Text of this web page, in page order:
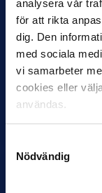
analysera vår
för att rikta
dig. Den
med sociala
vi samarbeter
cookies eller
användas.
Nödvändig
27 JULI
Joachim
Under
Stefan Billborns